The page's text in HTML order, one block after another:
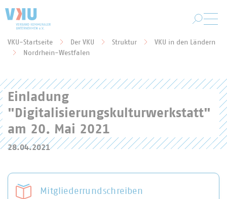
Sie befinden sich hier:
VKU-Startseite Der VKU Struktur
VKU in den Ländern
Nordrhein-Westfalen
Einladung
"Digitalisierungskulturwerkstatt"
am 20. Mai 2021
28.04.2021
Mitgliederrundschreiben